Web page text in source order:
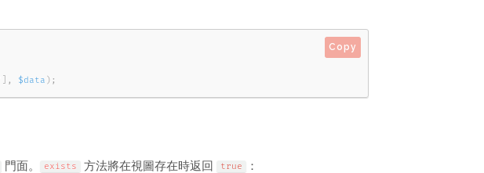
, $data ) ;
Copy
門面。 exists 方法將在視圖存在時返回 true ：